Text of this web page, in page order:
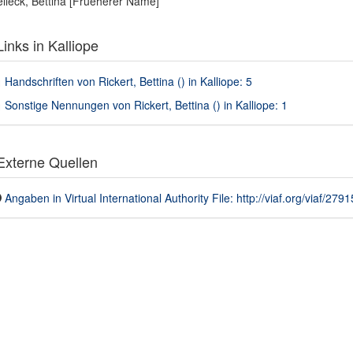
in Kalliope
Handschriften von Rickert, Bettina () in Kalliope: 5
Sonstige Nennungen von Rickert, Bettina () in Kalliope: 1
Quellen
Angaben in Virtual International Authority File: http://viaf.org/viaf/